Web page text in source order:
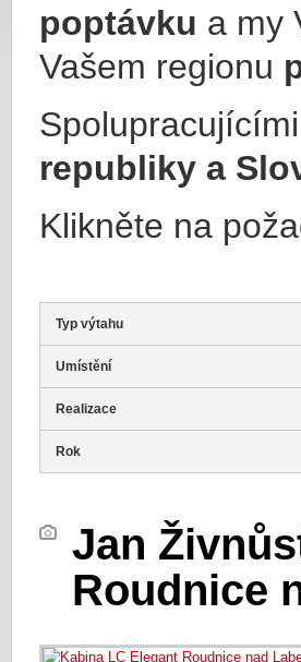
poptávku a my
Vašem regionu
republiky a
Klikněte na
Typ výtahu
Umístění
Realizace
Rok
Jan
Roudnice